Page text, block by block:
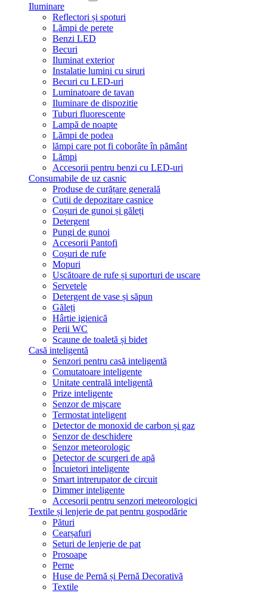
Iluminare
Reflectori și spoturi
Lămpi de perete
Benzi LED
Becuri
Iluminat exterior
Instalatie lumini cu siruri
Becuri cu LED-uri
Luminatoare de tavan
Iluminare de dispozitie
Tuburi fluorescente
Lampă de noapte
Lămpi de podea
lămpi care pot fi coborâte în pământ
Lămpi
Accesorii pentru benzi cu LED-uri
Consumabile de uz casnic
Produse de curățare generală
Cutii de depozitare casnice
Coșuri de gunoi și găleți
Detergent
Pungi de gunoi
Accesorii Pantofi
Coșuri de rufe
Mopuri
Uscătoare de rufe și suporturi de uscare
Servetele
Detergent de vase și săpun
Găleți
Hârtie igienică
Perii WC
Scaune de toaletă și bidet
Casă inteligentă
Senzori pentru casă inteligentă
Comutatoare inteligente
Unitate centrală inteligentă
Prize inteligente
Senzor de mișcare
Termostat inteligent
Detector de monoxid de carbon și gaz
Senzor de deschidere
Senzor meteorologic
Detector de scurgeri de apă
Încuietori inteligente
Smart intrerupator de circuit
Dimmer inteligente
Accesorii pentru senzori meteorologici
Textile și lenjerie de pat pentru gospodărie
Pături
Cearșafuri
Seturi de lenjerie de pat
Prosoape
Perne
Huse de Pernă și Pernă Decorativă
Textile